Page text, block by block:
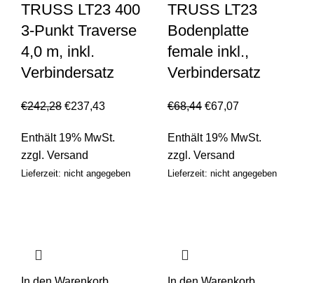
TRUSS LT23 400
3-Punkt Traverse
4,0 m, inkl.
Verbindersatz
€242,28 €237,43
Enthält 19% MwSt.
zzgl. Versand
Lieferzeit: nicht angegeben
TRUSS LT23
Bodenplatte
female inkl.,
Verbindersatz
€68,44 €67,07
Enthält 19% MwSt.
zzgl. Versand
Lieferzeit: nicht angegeben